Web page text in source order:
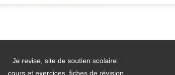
Je revise, site de soutien scolaire:
cours et exercices, fiches de révision